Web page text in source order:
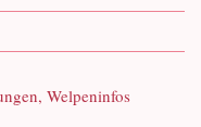
Welpeninfos